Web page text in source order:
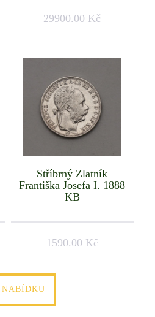
29900.00 Kč
Stříbrný Zlatník
Františka Josefa I. 1888
KB
1590.00 Kč